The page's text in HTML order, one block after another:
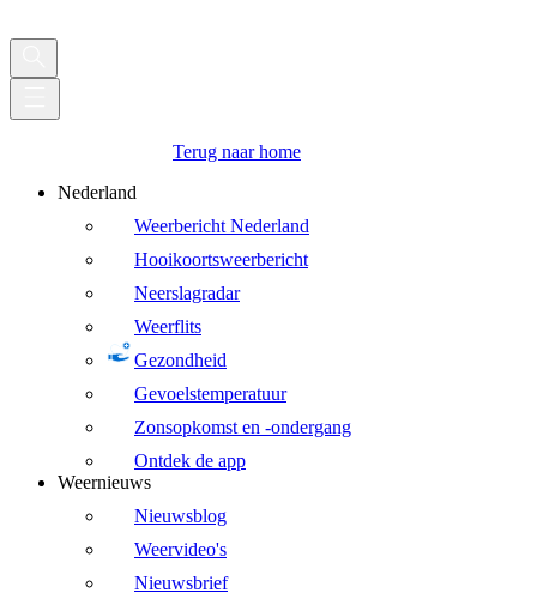
Terug naar home
Nederland
Weerbericht Nederland
Hooikoortsweerbericht
Neerslagradar
Weerflits
Gezondheid
Gevoelstemperatuur
Zonsopkomst en -ondergang
Ontdek de app
Weernieuws
Nieuwsblog
Weervideo's
Nieuwsbrief